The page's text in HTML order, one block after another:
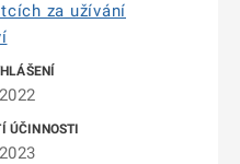
za užívání